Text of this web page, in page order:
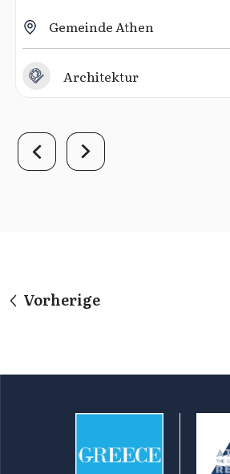
Gemeinde Athen
Architektur
Vorherige